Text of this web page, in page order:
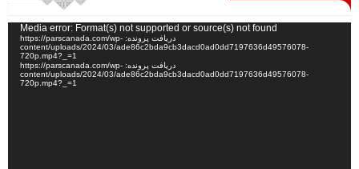
Media error: Format(s) not supported or source(s) not found
دریافت پرونده: https://parscanada.com/wp-
content/uploads/2024/03/ade86c2bda9cb3dacd0ad0dd7197636d49576078-
720p.mp4?_=1
دریافت پرونده: https://parscanada.com/wp-
content/uploads/2024/03/ade86c2bda9cb3dacd0ad0dd7197636d49576078-
720p.mp4?_=1